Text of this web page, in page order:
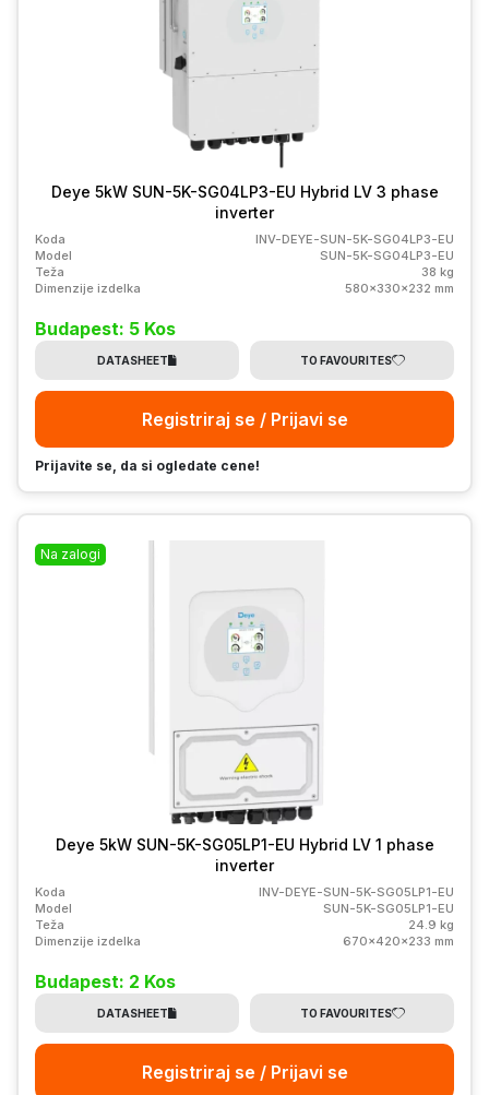
Deye 5kW SUN-5K-SG04LP3-EU Hybrid LV 3 phase
inverter
Koda
INV-DEYE-SUN-5K-SG04LP3-EU
Model
SUN-5K-SG04LP3-EU
Teža
38 kg
Dimenzije izdelka
580x330x232 mm
Budapest: 5 Kos
DATASHEET TO FAVOURITES
Registriraj se / Prijavi se
Prijavite se, da si ogledate cene!
Na zalogi
Deye 5kW SUN-5K-SG05LP1-EU Hybrid LV 1 phase
inverter
Koda
INV-DEYE-SUN-5K-SG05LP1-EU
Model
SUN-5K-SG05LP1-EU
Teža
24.9 kg
Dimenzije izdelka
670x420x233 mm
Budapest: 2 Kos
DATASHEET TO FAVOURITES
Registriraj se / Prijavi se